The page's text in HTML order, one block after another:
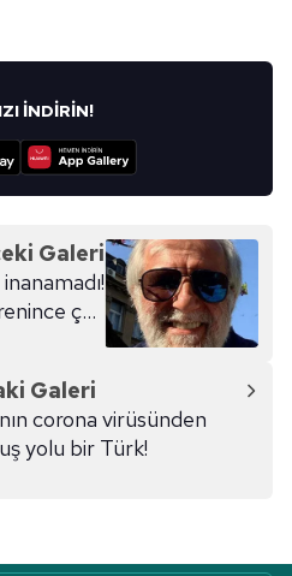
İNDİRİN!
Galeri
çok
Galeri
corona virüsünden
yolu bir Türk!